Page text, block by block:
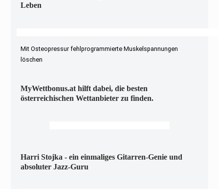
Leben
Mit Osteopressur fehlprogrammierte Muskelspannungen
löschen
MyWettbonus.at hilft dabei, die besten
österreichischen Wettanbieter zu finden.
Harri Stojka - ein einmaliges Gitarren-Genie und
absoluter Jazz-Guru